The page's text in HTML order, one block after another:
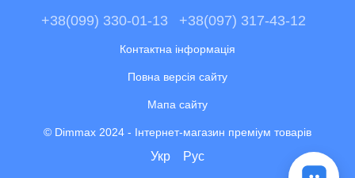
+38(099) 330-01-13 +38(097) 317-43-12
Контактна інформація
Повна версія сайту
Мапа сайту
© Dimmax 2024 - Інтернет-магазин преміум товарів
Укр Рус